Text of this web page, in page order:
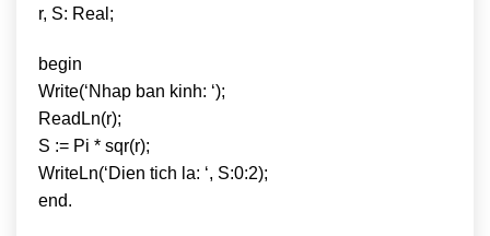
r, S: Real;
begin
Write(‘Nhap ban kinh: ‘);
ReadLn(r);
S := Pi * sqr(r);
WriteLn(‘Dien tich la: ‘, S:0:2);
end.